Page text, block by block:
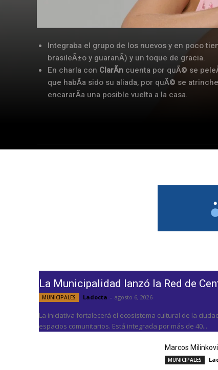
Integraba el grupo de los nuevos y en poco
brasileÃ±o y guaranÃ­) y un toque de gracia.
En charla con ClarÃ­n cuenta por quÃ© se
que habÃ­a sido su aliada, por quÃ© se
encararÃ­a una posible vuelta a la casa.
La Municipalidad lanzó la Red de
MUNICIPALES Ladocta - agosto 6, 2026
La iniciativa fortalecerá el ecosistema cultural de la
espacios comunitarios. Está integrada por más de 40...
Marcos
MUNICIPALES